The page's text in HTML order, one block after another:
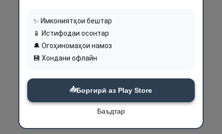
✨ Имкониятҳои бештар
📱 Истифодаи осонтар
🔔 Огоҳиномаҳои намоз
💾 Хондани офлайн
📥Боргирӣ аз Play Store
Баъдтар